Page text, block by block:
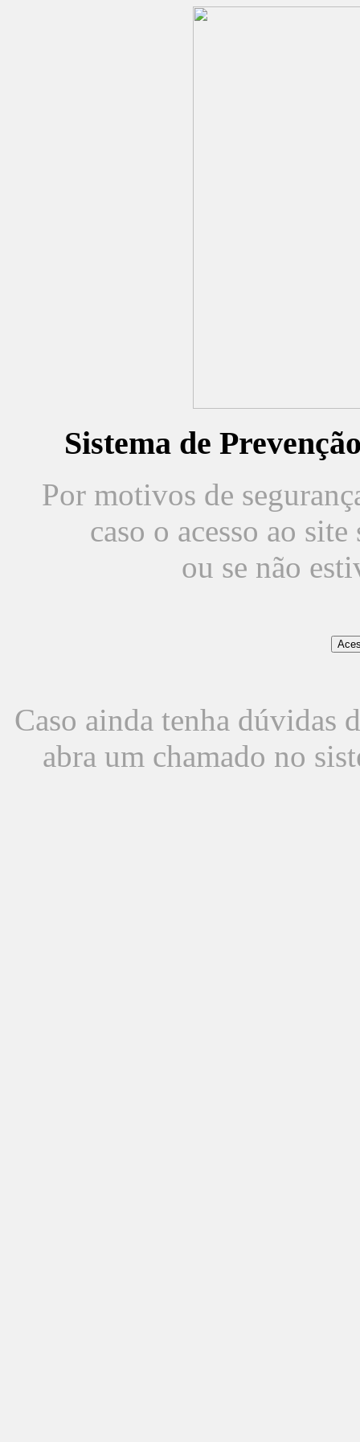
Sistema de
Por motivos de
caso o acesso ao
ou se não
Caso ainda tenha dúvidas
abra um chamado no